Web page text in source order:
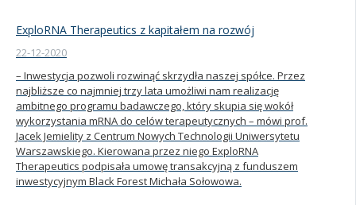
ExploRNA Therapeutics z kapitałem na rozwój
22-12-2020
– Inwestycja pozwoli rozwinąć skrzydła naszej spółce. Przez
najbliższe co najmniej trzy lata umożliwi nam realizację
ambitnego programu badawczego, który skupia się wokół
wykorzystania mRNA do celów terapeutycznych – mówi prof.
Jacek Jemielity z Centrum Nowych Technologii Uniwersytetu
Warszawskiego. Kierowana przez niego ExploRNA
Therapeutics podpisała umowę transakcyjną z funduszem
inwestycyjnym Black Forest Michała Sołowowa.